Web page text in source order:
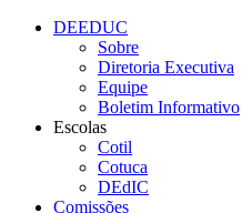
Conteúdo principal
DEEDUC
Sobre
Diretoria Executiva
Equipe
Boletim Informativo
Escolas
Cotil
Cotuca
DEdIC
Comissões